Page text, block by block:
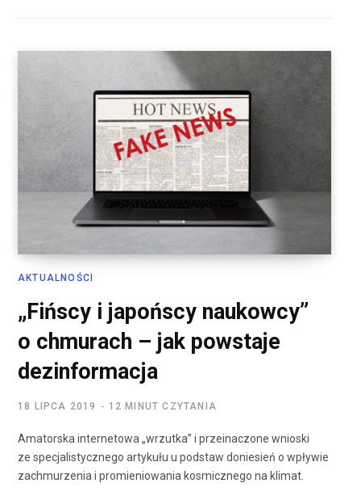
AKTUALNOŚCI
„Fińscy i japońscy naukowcy”
o chmurach – jak powstaje
dezinformacja
18 LIPCA 2019 12 MINUT CZYTANIA
Amatorska internetowa „wrzutka” i przeinaczone wnioski
ze specjalistycznego artykułu u podstaw doniesień o wpływie
zachmurzenia i promieniowania kosmicznego na klimat.